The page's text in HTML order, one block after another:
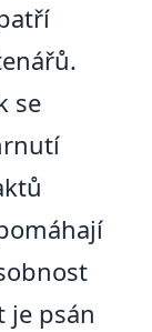
se
je psán